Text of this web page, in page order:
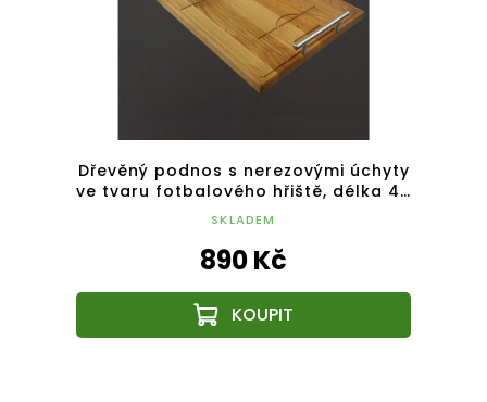
Dřevěný podnos s nerezovými úchyty
ve tvaru fotbalového hřiště, délka 46
cm, český výrobek
SKLADEM
890 Kč